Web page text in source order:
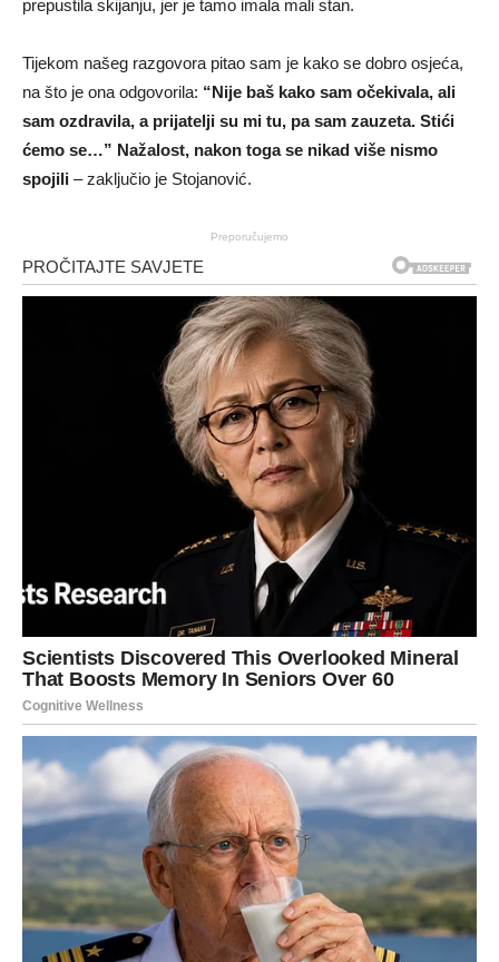
prepustila skijanju, jer je tamo imala mali stan.
Tijekom našeg razgovora pitao sam je kako se dobro osjeća,
na što je ona odgovorila: “Nije baš kako sam očekivala, ali
sam ozdravila, a prijatelji su mi tu, pa sam zauzeta. Stići
ćemo se…” Nažalost, nakon toga se nikad više nismo
spojili – zaključio je Stojanović.
Preporučujemo